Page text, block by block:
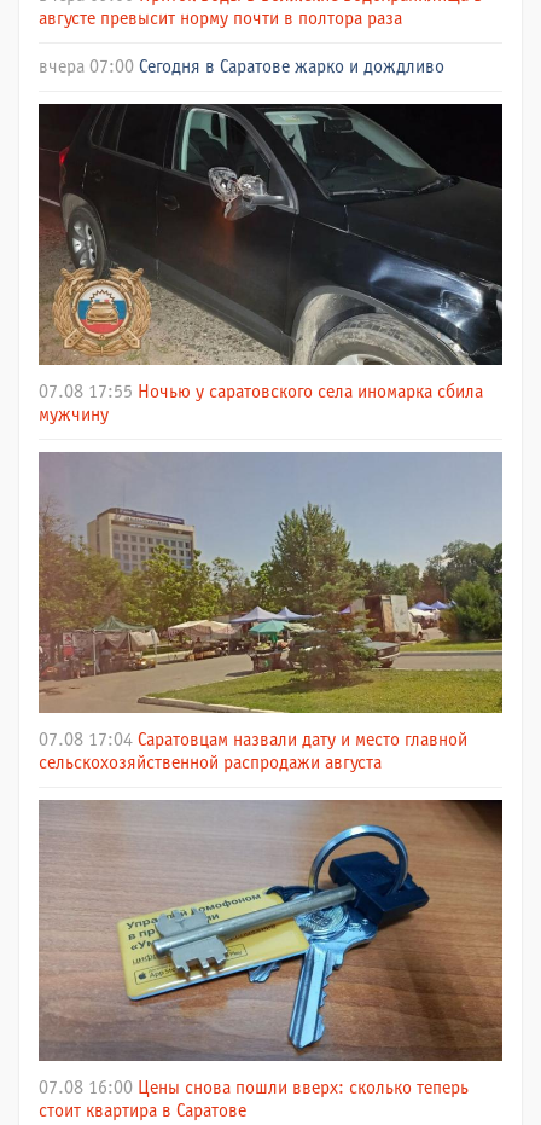
августе превысит норму почти в полтора раза
вчера 07:00 Сегодня в Саратове жарко и дождливо
07.08 17:55 Ночью у саратовского села иномарка сбила
мужчину
07.08 17:04 Саратовцам назвали дату и место главной
сельскохозяйственной распродажи августа
07.08 16:00 Цены снова пошли вверх: сколько теперь
стоит квартира в Саратове